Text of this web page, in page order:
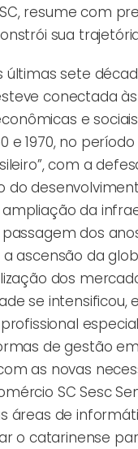
resume com
sua
últimas sete
conectada
e
e 1970, no
com a
do
da
dos
a ascensão da
dos
se intensificou,
de gestão
as novas
SC Sesc
áreas de
o catarinense